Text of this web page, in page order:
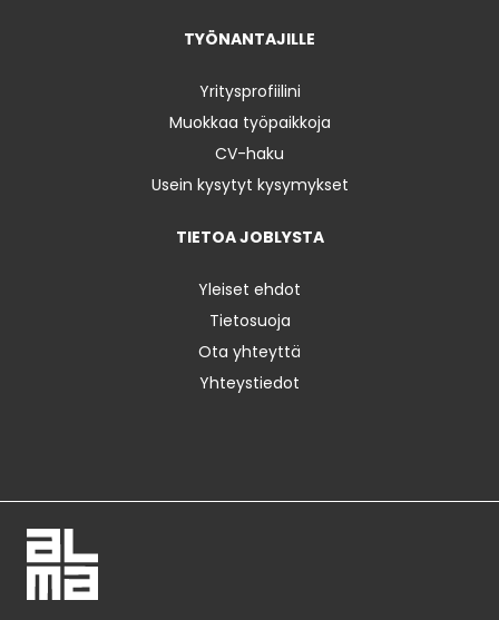
TYÖNANTAJILLE
Yritysprofiilini
Muokkaa työpaikkoja
CV-haku
Usein kysytyt kysymykset
TIETOA JOBLYSTA
Yleiset ehdot
Tietosuoja
Ota yhteyttä
Yhteystiedot